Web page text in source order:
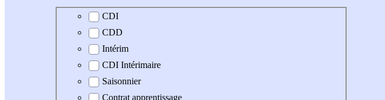
Type de contrat
CDI
CDD
Intérim
CDI Intérimaire
Saisonnier
Contrat apprentissage